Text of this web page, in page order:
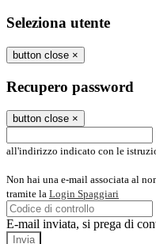
Seleziona utente
button close ×
Recupero password
button close ×
all'indirizzo indicato con le
Non hai una e-mail associata al
tramite la Login Spaggiari
E-mail inviata, si prega di